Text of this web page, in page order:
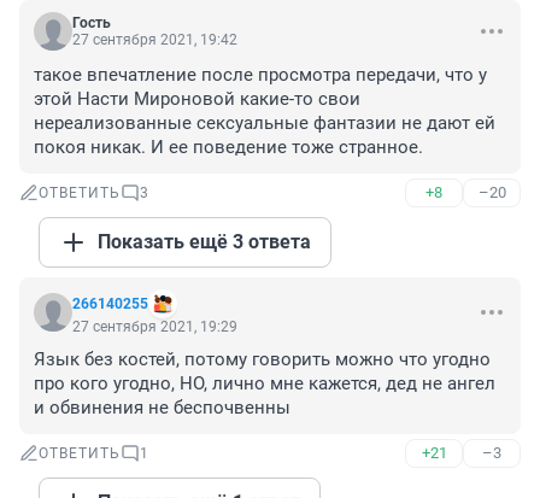
Гость
27 сентября 2021, 19:42
такое впечатление после просмотра передачи, что у
этой Насти Мироновой какие-то свои
нереализованные сексуальные фантазии не дают ей
покоя никак. И ее поведение тоже странное.
ОТВЕТИТЬ 3 +8 –20
Показать ещё 3 ответа
266140255
27 сентября 2021, 19:29
Язык без костей, потому говорить можно что угодно
про кого угодно, НО, лично мне кажется, дед не ангел
и обвинения не беспочвенны
ОТВЕТИТЬ 1 +21 –3